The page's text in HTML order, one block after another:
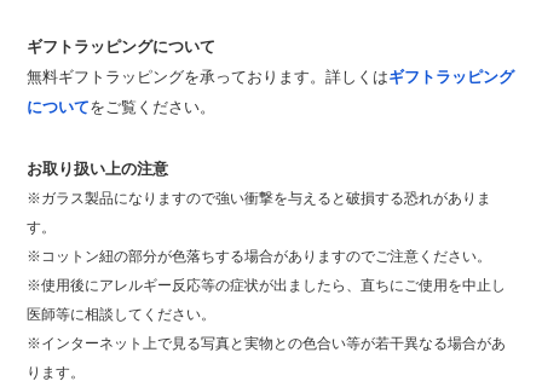
ギフトラッピングについて
無料ギフトラッピングを承っております。詳しくはギフトラッピング
についてをご覧ください。
お取り扱い上の注意
※ガラス製品になりますので強い衝撃を与えると破損する恐れがありま
す。
※コットン紐の部分が色落ちする場合がありますのでご注意ください。
※使用後にアレルギー反応等の症状が出ましたら、直ちにご使用を中止し
医師等に相談してください。
※インターネット上で見る写真と実物との色合い等が若干異なる場合があ
ります。